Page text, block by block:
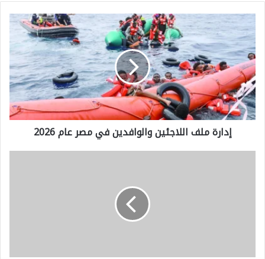
د
ا
ر
ة
م
إدارة ملف اللاجئين والوافدين في مصر عام 2026